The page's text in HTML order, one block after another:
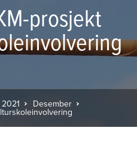
prosjekt
2021 Desember